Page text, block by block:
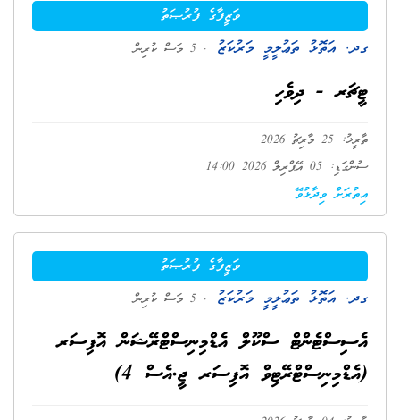
ވަޒީފާގެ ފުރުޞަތު
ގދ. އަތޮޅު ތަޢުލީމީ މަރުކަޒު . 5 މަސް ކުރިން
ޓީޗަރ - ދިވެހި
ތާރީޚު: 25 މާރިޗު 2026
ސުންގަޑި: 05 އޭޕްރިލް 2026 14:00
އިތުރަށް ވިދާޅުވޭ
ވަޒީފާގެ ފުރުޞަތު
ގދ. އަތޮޅު ތަޢުލީމީ މަރުކަޒު . 5 މަސް ކުރިން
އެސިސްޓެންޓް ސްކޫލް އެޑްމިނިސްޓްރޭޝަން އޮފިސަރ
(އެޑްމިނިސްޓްރޭޓިވް އޮފިސަރ ޖީ.އެސް 4)